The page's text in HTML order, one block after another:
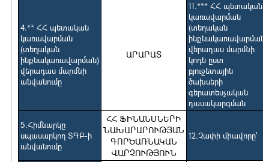
4.** ՀՀ պետական
կառավարման
(տեղական
ինքնակառավարման)
վերադաս մարմնի
անվանումը
ԱՐԱՐԱՏ
11.*** ՀՀ պետական
կառավարման
(տեղական
ինքնակառավարման)
վերադաս մարմնի
կոդն ըստ
բյուջետային
ծախսերի
գերատեսչական
դասակարգման
5.Հիմնարկը
սպասարկող ՏԳԲ-ի
անվանումը
ՀՀ ՖԻՆԱՆՍՆԵՐԻ
ՆԱԽԱՐԱՐՈՒԹՅԱՆ
ԳՈՐԾԱՌՆԱԿԱՆ
ՎԱՐՉՈՒԹՅՈՒՆ
12.Չափի միավորը`